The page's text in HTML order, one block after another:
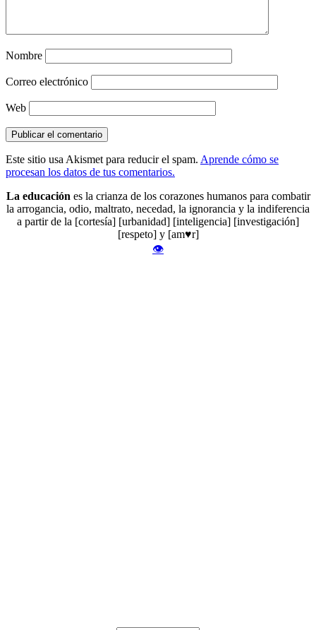
Nombre
Correo electrónico
Web
Este sitio usa Akismet para reducir el spam. Aprende cómo se
procesan los datos de tus comentarios.
La educaciónes la crianza de los corazones humanos para combatir
la arrogancia, odio, maltrato, necedad, la ignorancia y la indiferencia
a partir de la [cortesía] [urbanidad] [inteligencia] [investigación]
[respeto] y [am♥r]
👁